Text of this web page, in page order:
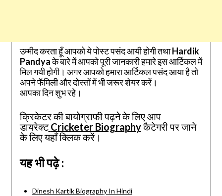
उम्मीद करता हूँ आपको ये पोस्ट पसंद आयी होगी तथाHardik
Pandyaके बारे में आपको पूरी जानकारी हमारे इस आर्टिकल में
मिल गयी होगी। अगर आपको हमारा आर्टिकल पसंद आया है तो
अपने फॅमिली और दोस्तों में भी जरूर शेयर करें।
आपका दिन शुभ रहे।
क्रिकेटर की बायोग्राफी पढ़ने के लिए आप
डायरेक्ट Cricketer Biographyकैटेगरी पर जाने
के लिए यहाँ क्लिक करें।
यह भी पढ़े :
Dinesh Kartik Biography In Hindi